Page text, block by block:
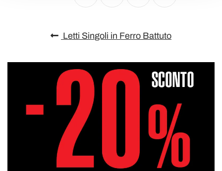
Letti Singoli in Ferro Battuto